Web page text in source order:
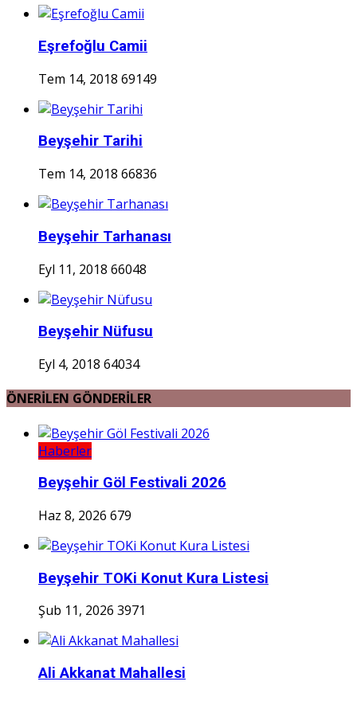
Eşrefoğlu Camii
Tem 14, 2018 69149
Beyşehir Tarihi
Tem 14, 2018 66836
Beyşehir Tarhanası
Eyl 11, 2018 66048
Beyşehir Nüfusu
Eyl 4, 2018 64034
ÖNERİLEN GÖNDERİLER
Haberler
Beyşehir Göl Festivali 2026
Haz 8, 2026 679
Beyşehir TOKi Konut Kura Listesi
Şub 11, 2026 3971
Ali Akkanat Mahallesi